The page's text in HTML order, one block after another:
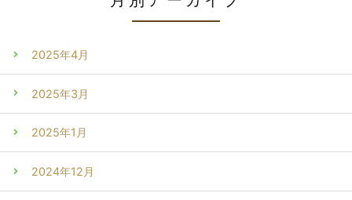
2025年4月
2025年3月
2025年1月
2024年12月